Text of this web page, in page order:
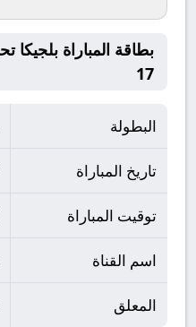
17
البطولة
تاريخ المباراة
توقيت المباراة
اسم القناة
المعلق